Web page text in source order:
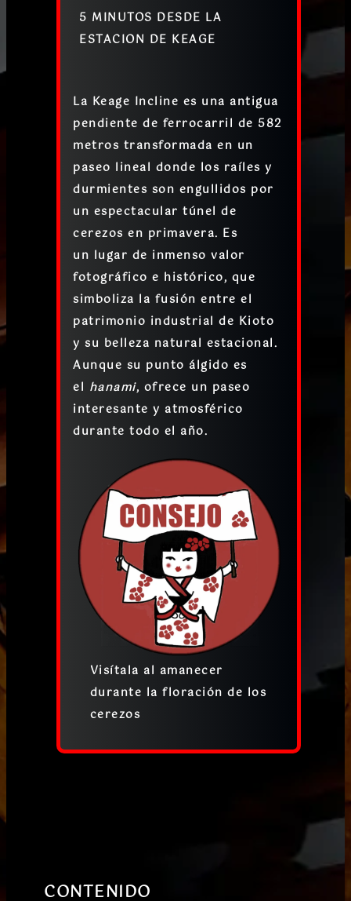
5 MINUTOS DESDE LA
ESTACION DE KEAGE
La Keage Incline es una antigua
pendiente de ferrocarril de 582
metros transformada en un
paseo lineal donde los raíles y
durmientes son engullidos por
un espectacular túnel de
cerezos en primavera. Es
un lugar de inmenso valor
fotográfico e histórico, que
simboliza la fusión entre el
patrimonio industrial de Kioto
y su belleza natural estacional.
Aunque su punto álgido es
el hanami, ofrece un paseo
interesante y atmosférico
durante todo el año.
Visítala al amanecer
durante la floración de los
cerezos
CONTENIDO